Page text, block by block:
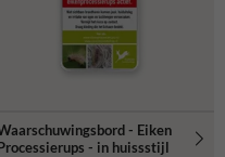
- Eiken
- in huissstijl